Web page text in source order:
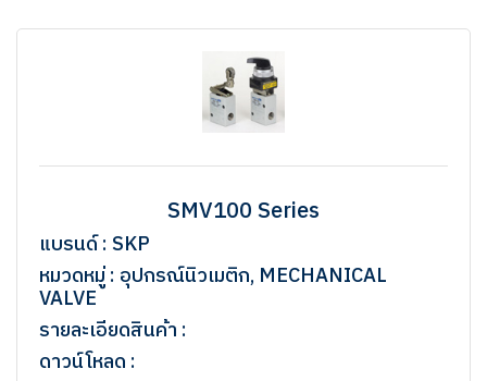
SMV100 Series
แบรนด์ : SKP
หมวดหมู่ : อุปกรณ์นิวเมติก, MECHANICAL
VALVE
รายละเอียดสินค้า :
ดาวน์โหลด :